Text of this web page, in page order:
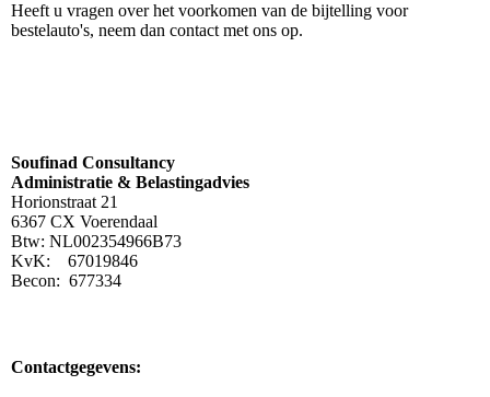
Heeft u vragen over het voorkomen van de bijtelling voor
bestelauto's, neem dan contact met ons op.
Soufinad Consultancy
Administratie & Belastingadvies
Horionstraat 21
6367 CX Voerendaal
Btw: NL002354966B73
KvK: 67019846
Becon: 677334
Contactgegevens: